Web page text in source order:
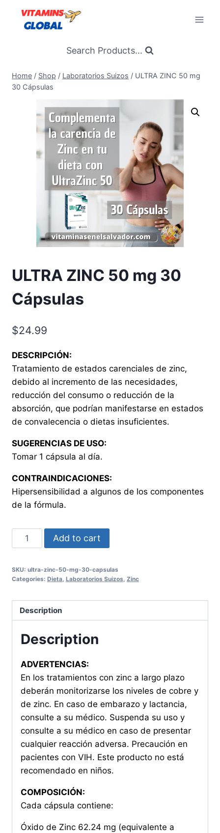
content
Search Products...
Home / Shop / Laboratorios Suizos / ULTRA ZINC 50 mg
30 Cápsulas
ULTRA ZINC 50 mg 30
Cápsulas
$24.99
DESCRIPCIÓN:
Tratamiento de estados carenciales de zinc,
debido al incremento de las necesidades,
reducción del consumo o reducción de la
absorción, que podrían manifestarse en estados
de convalecencia o dietas insuficientes.
SUGERENCIAS DE USO:
Tomar 1 cápsula al día.
CONTRAINDICACIONES:
Hipersensibilidad a algunos de los componentes
de la fórmula.
ULTRA
ZINC
mg
Cápsulas
quantity
Add to cart
SKU: ultra-zinc-50-mg-30-capsulas
Categories: Dieta Laboratorios Suizos Zinc
Description
Description
ADVERTENCIAS:
En los tratamientos con zinc a largo plazo
deberán monitorizarse los niveles de cobre y
de zinc. En caso de embarazo y lactancia,
consulte a su médico. Suspenda su uso y
consulte a su médico en caso de presentar
cualquier reacción adversa. Precaución en
pacientes con VIH. Este producto no está
recomendado en niños.
COMPOSICIÓN:
Cada cápsula contiene:
Óxido de Zinc 62.24 mg (equivalente a